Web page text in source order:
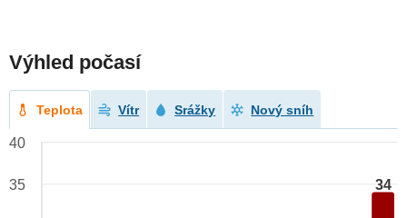
Výhled počasí
Teplota Vítr Srážky Nový sníh
34
40
35